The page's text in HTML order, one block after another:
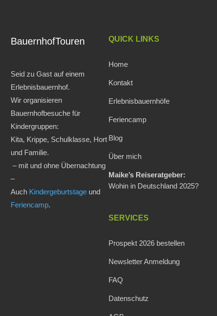
BauernhofTouren
Seid zu Gast auf einem
Erlebnisbauernhof.
Wir organisieren
Bauernhofbesuche für
Kindergruppen:
Kita, Krippe, Schulklasse, Hort
und Familie.
– mit und ohne Übernachtung
–
Auch Kindergeburtstage und
Feriencamp.
QUICK LINKS
Home
Kontakt
Erlebnisbauernhöfe
Feriencamp
Blog
Über mich
Maike’s Reiseratgeber:
Wohin in Deutschland 2025?
SERVICES
Prospekt 2026 bestellen
Newsletter Anmeldung
FAQ
Datenschutz